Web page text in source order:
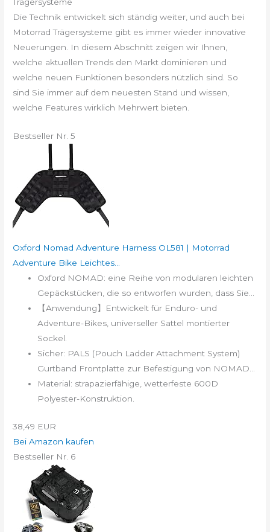
Trägersysteme
Die Technik entwickelt sich ständig weiter, und auch bei
Motorrad Trägersysteme gibt es immer wieder innovative
Neuerungen. In diesem Abschnitt zeigen wir Ihnen,
welche aktuellen Trends den Markt dominieren und
welche neuen Funktionen besonders nützlich sind. So
sind Sie immer auf dem neuesten Stand und wissen,
welche Features wirklich Mehrwert bieten.
Bestseller Nr. 5
Oxford Nomad Adventure Harness OL581 | Motorrad
Adventure Bike Leichtes...
Oxford NOMAD: eine Reihe von modularen leichten
Gepäckstücken, die so entworfen wurden, dass Sie...
【Anwendung】Entwickelt für Enduro- und
Adventure-Bikes, universeller Sattel montierter
Sockel.
Sicher: PALS (Pouch Ladder Attachment System)
Gurtband Frontplatte zur Befestigung von NOMAD...
Material: strapazierfähige, wetterfeste 600D
Polyester-Konstruktion.
38,49 EUR
Bei Amazon kaufen
Bestseller Nr. 6